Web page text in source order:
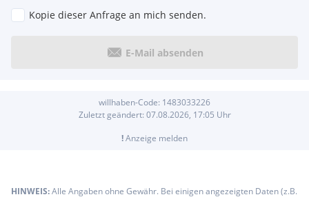
Kopie dieser Anfrage an mich senden.
E-Mail absenden
willhaben-Code: 1483033226
Zuletzt geändert: 07.08.2026, 17:05 Uhr
!Anzeige melden
HINWEIS:Alle Angaben ohne Gewähr. Bei einigen angezeigten Daten (z.B.